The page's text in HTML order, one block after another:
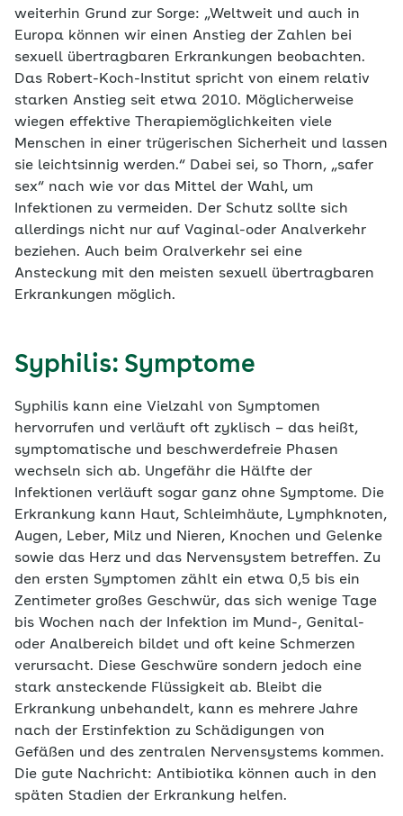
weiterhin Grund zur Sorge: „Weltweit und auch in
Europa können wir einen Anstieg der Zahlen bei
sexuell übertragbaren Erkrankungen beobachten.
Das Robert-Koch-Institut spricht von einem relativ
starken Anstieg seit etwa 2010. Möglicherweise
wiegen effektive Therapiemöglichkeiten viele
Menschen in einer trügerischen Sicherheit und lassen
sie leichtsinnig werden.“ Dabei sei, so Thorn, „safer
sex“ nach wie vor das Mittel der Wahl, um
Infektionen zu vermeiden. Der Schutz sollte sich
allerdings nicht nur auf Vaginal-oder Analverkehr
beziehen. Auch beim Oralverkehr sei eine
Ansteckung mit den meisten sexuell übertragbaren
Erkrankungen möglich.
Syphilis: Symptome
Syphilis kann eine Vielzahl von Symptomen
hervorrufen und verläuft oft zyklisch – das heißt,
symptomatische und beschwerdefreie Phasen
wechseln sich ab. Ungefähr die Hälfte der
Infektionen verläuft sogar ganz ohne Symptome. Die
Erkrankung kann Haut, Schleimhäute, Lymphknoten,
Augen, Leber, Milz und Nieren, Knochen und Gelenke
sowie das Herz und das Nervensystem betreffen. Zu
den ersten Symptomen zählt ein etwa 0,5 bis ein
Zentimeter großes Geschwür, das sich wenige Tage
bis Wochen nach der Infektion im Mund-, Genital-
oder Analbereich bildet und oft keine Schmerzen
verursacht. Diese Geschwüre sondern jedoch eine
stark ansteckende Flüssigkeit ab. Bleibt die
Erkrankung unbehandelt, kann es mehrere Jahre
nach der Erstinfektion zu Schädigungen von
Gefäßen und des zentralen Nervensystems kommen.
Die gute Nachricht: Antibiotika können auch in den
späten Stadien der Erkrankung helfen.